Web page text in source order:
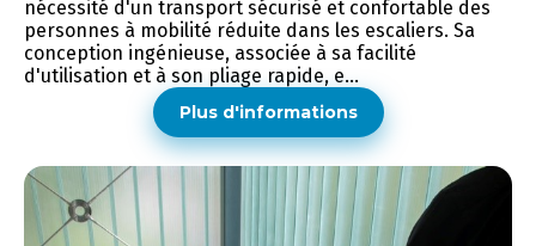
nécessité d'un transport sécurisé et confortable des
personnes à mobilité réduite dans les escaliers. Sa
conception ingénieuse, associée à sa facilité
d'utilisation et à son pliage rapide, e...
Plus d'informations